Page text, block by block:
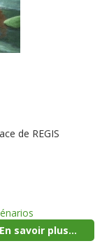
de REGIS
En savoir plus...